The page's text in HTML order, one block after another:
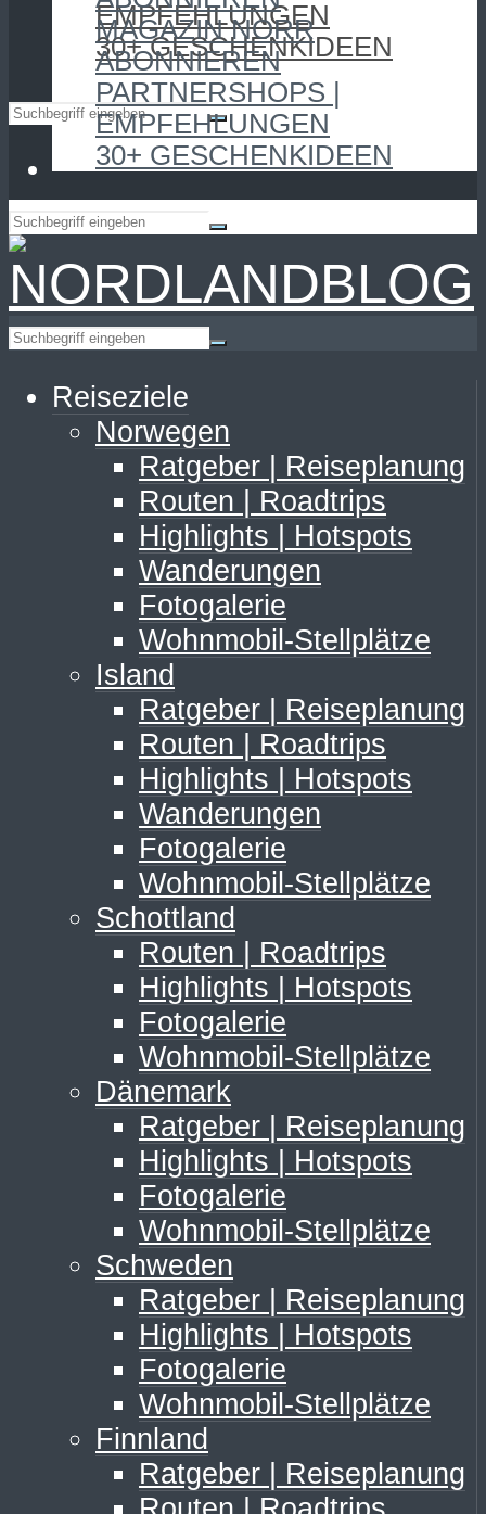
EMPFEHLUNGEN
30+ GESCHENKIDEEN
MAGAZIN NORR
ABONNIEREN
PARTNERSHOPS |
EMPFEHLUNGEN
30+ GESCHENKIDEEN
Reiseziele
Norwegen
Ratgeber | Reiseplanung
Routen | Roadtrips
Highlights | Hotspots
Wanderungen
Fotogalerie
Wohnmobil-Stellplätze
Island
Ratgeber | Reiseplanung
Routen | Roadtrips
Highlights | Hotspots
Wanderungen
Fotogalerie
Wohnmobil-Stellplätze
Schottland
Routen | Roadtrips
Highlights | Hotspots
Fotogalerie
Wohnmobil-Stellplätze
Dänemark
Ratgeber | Reiseplanung
Highlights | Hotspots
Fotogalerie
Wohnmobil-Stellplätze
Schweden
Ratgeber | Reiseplanung
Highlights | Hotspots
Fotogalerie
Wohnmobil-Stellplätze
Finnland
Ratgeber | Reiseplanung